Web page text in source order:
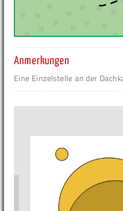
Anmerkungen
Eine Einzelstelle an der